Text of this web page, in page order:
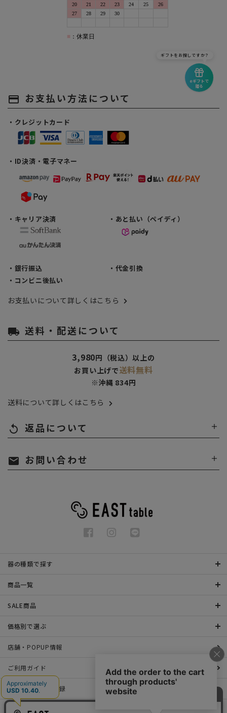
payment お支払い方法について
・クレジットカード
・ID決済・電子マネー
・キャリア決済 ・あと払い（ペイディ）
・銀行振込
・代金引換
・コンビニ後払い
お支払いについて詳しくはこちら
local_shipping 送料・配送について
3,980円（税込）以上の
お買い上げで送料無料
※沖縄 834円
送料について詳しくはこちら
replay 返品について
mail お問い合わせ
器の種類で探す
商品一覧
SALE商品
価格別で選ぶ
店舗・POPUP情報
ご利用ガイド
メールマガジン登録
お問い合わせ
eギフトで
贈る
ギフトをお探しですか？